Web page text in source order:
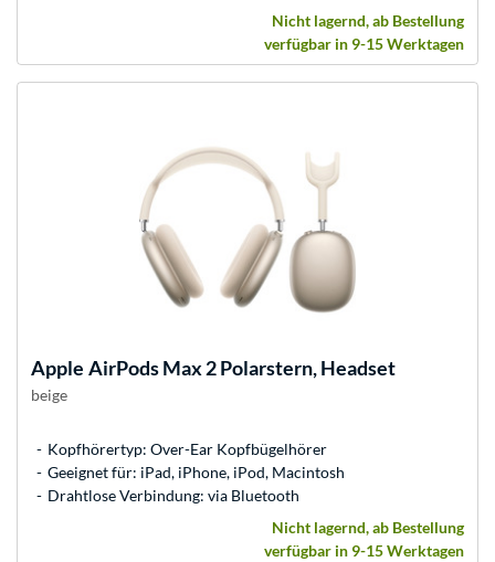
Nicht lagernd, ab Bestellung
verfügbar in 9-15 Werktagen
Apple AirPods Max 2 Polarstern, Headset
beige
Kopfhörertyp: Over-Ear Kopfbügelhörer
Geeignet für: iPad, iPhone, iPod, Macintosh
Drahtlose Verbindung: via Bluetooth
Nicht lagernd, ab Bestellung
verfügbar in 9-15 Werktagen